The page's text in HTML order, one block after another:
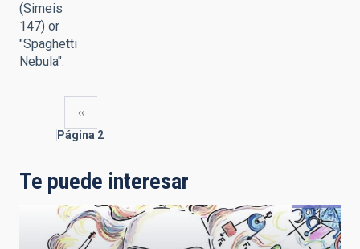
(Simeis
147) or
"Spaghetti
Nebula".
Paginación
Página
‹‹
Página 2
Te puede interesar